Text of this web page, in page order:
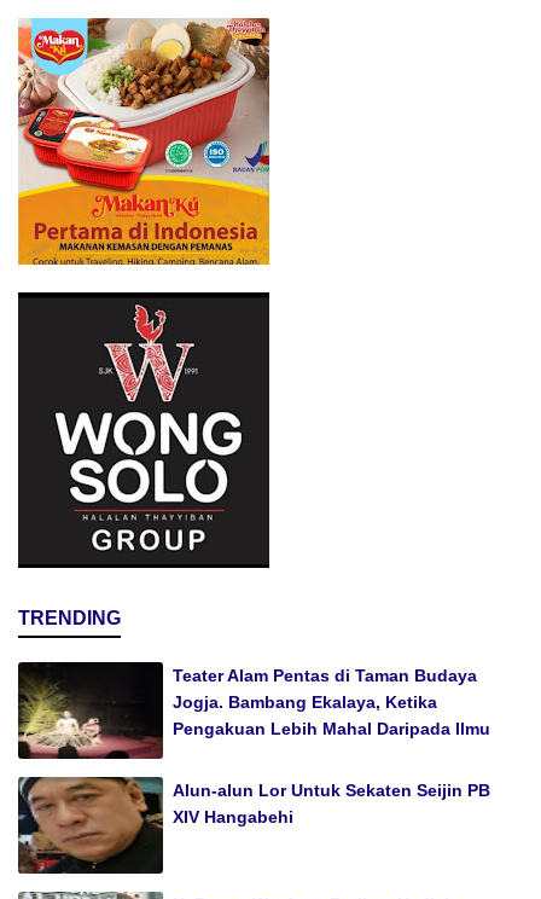
TRENDING
Teater Alam Pentas di Taman Budaya
Jogja. Bambang Ekalaya, Ketika
Pengakuan Lebih Mahal Daripada Ilmu
Alun-alun Lor Untuk Sekaten Seijin PB
XIV Hangabehi